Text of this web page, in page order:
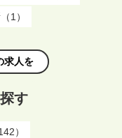
1）
求人を
す
）